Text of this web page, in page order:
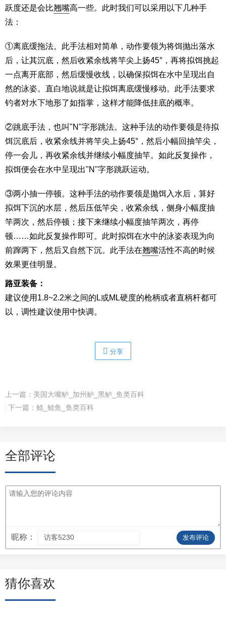
跃度还是会比翘嘴高一些。此时我们可以采用以下几种手
法：
①离底缓拖法。此手法相对简单，动作要领为将饵抛出落水
后，让其沉底，然后收紧余线将竿尖上扬45°，再将拟饵挑起
一点离开底部，然后缓慢收线，以确保拟饵在水中呈现出自
然的泳姿。直白地说就是让拟饵离底缓慢移动。此手法要求
钓者对水下地形了如指掌，这样才能降低挂底的概率。
②跳底手法，也叫"N"字形跳法。这种手法的动作要领是待拟
饵沉底后，收紧余线并将竿尖上扬45°，然后小幅回抽竿尖，
停一会儿，再收紧余线并继续小幅度抽竿。如此反复操作，
拟饵便会在水中呈现出"N"字形跳跃运动。
③两小抽一停顿。这种手法的动作要领是抛饵入水后，算好
拟饵下沉的水层，然后压低竿尖，收紧余线，侧身小幅度抽
竿两次，然后停顿；接下来继续小幅度抽竿两次，再停
顿……如此反复操作即可。此时拟饵在水中的泳姿表现为向
前蹿两下，然后又自然下沉。此手法在翘嘴活性不高的时候
效果更佳明显。
路亚装备：
建议使用1.8~2.2米之间的L或ML硬度的枪柄或者直柄杆都可
以，调性建议使用中快调。
分享
上一篇： 美国大嘴鲈_加州鲈_黑鲈_鱼类百科
下一篇： 鲶_鲶鱼_鱼类百科
全部评论
昵称： 发布评论
猜你喜欢